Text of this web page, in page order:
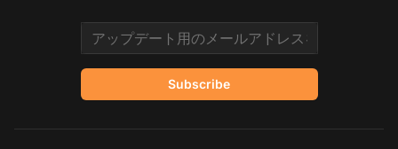
Email address
Subscribe